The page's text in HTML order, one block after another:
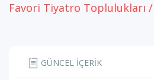
Favori Tiyatro Toplulukları /
GÜNCEL İÇERİK